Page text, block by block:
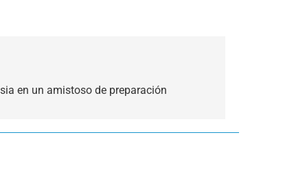
en un amistoso de preparación